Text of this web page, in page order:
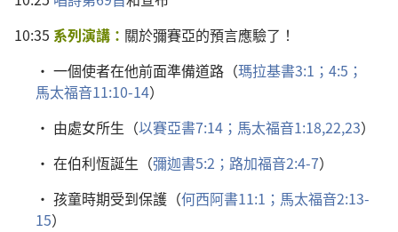
10:35 系列演講 ： 關於彌賽亞的預言應驗了 ！
• 一個使者在他前面準備道路 （瑪拉基書3:1； 4:5；
馬太福音11:10-14）
• 由處女所生 （以賽亞書7:14； 馬太福音1:18,22,23）
• 在伯利恆誕生 （彌迦書5:2； 路加福音2:4-7）
• 孩童時期受到保護 （何西阿書11:1； 馬太福音2:13-
15）